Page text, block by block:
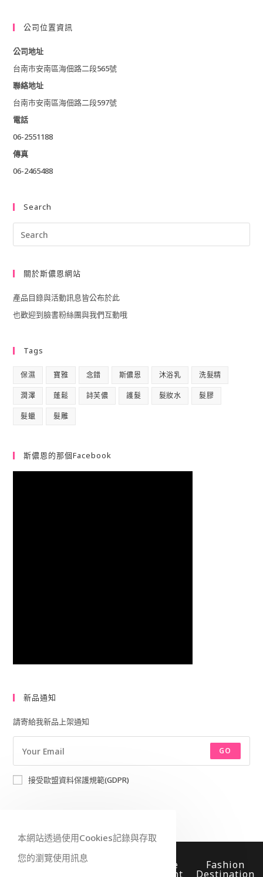
(optional)
公司位置資訊
公司地址
台南市安南區海佃路二段565號
聯絡地址
台南市安南區海佃路二段597號
電話
06-2551188
傳真
06-2465488
Search
關於斯儂恩網站
產品目錄與活動訊息皆公布於此
也歡迎到臉書粉絲團與我們互動哦
Tags
保濕 寶雅 念錯 斯儂恩 沐浴乳 洗髮精
潤澤 蓬鬆 詩芙儂 護髮 髮妝水 髮膠
髮蠟 髮雕
斯儂恩的那個Facebook
新品通知
請寄給我新品上架通知
GO
接受歐盟資料保護規範(GDPR)
Worldwide Secure
Payment
Fashion
Destination
本網站透過使用Cookies記錄與存取
您的瀏覽使用訊息